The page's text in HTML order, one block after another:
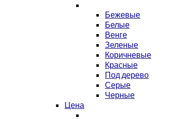
Бежевые
Белые
Венге
Зеленые
Коричневые
Красные
Под дерево
Серые
Черные
Цена